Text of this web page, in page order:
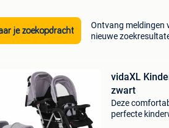
je zoekopdracht
Ontvang meldingen
nieuwe
vidaXL
zwart
Deze
perfecte